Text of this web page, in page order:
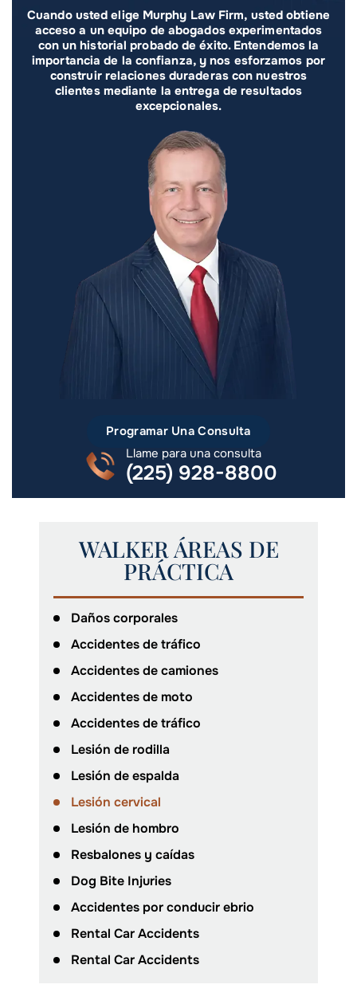
Cuando usted elige Murphy Law Firm, usted obtiene
acceso a un equipo de abogados experimentados
con un historial probado de éxito. Entendemos la
importancia de la confianza, y nos esforzamos por
construir relaciones duraderas con nuestros
clientes mediante la entrega de resultados
excepcionales.
Programar Una Consulta
Llame para una consulta
(225) 928-8800
WALKER ÁREAS DE
PRÁCTICA
Daños corporales
Accidentes de tráfico
Accidentes de camiones
Accidentes de moto
Accidentes de tráfico
Lesión de rodilla
Lesión de espalda
Lesión cervical
Lesión de hombro
Resbalones y caídas
Dog Bite Injuries
Accidentes por conducir ebrio
Rental Car Accidents
Rental Car Accidents